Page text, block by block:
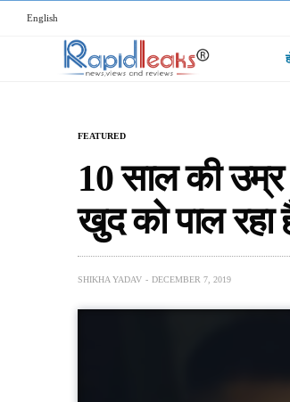
English
FEATURED
10 साल की उम्र
खुद को पाल
SHIKHA YADAV DECEMBER 7, 2019